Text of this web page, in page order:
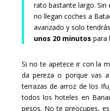
rato bastante largo. Sin
no llegan coches a
avanzado y solo
unos 20 minutos para
Si no te apetece ir con la
da pereza o porque vas
terrazas de arroz de los
todos los hoteles en
pesos. No te preocupes,